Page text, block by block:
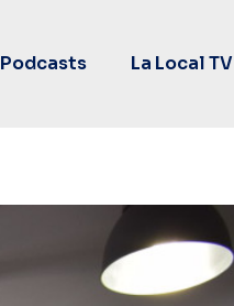
Podcasts La Local TV